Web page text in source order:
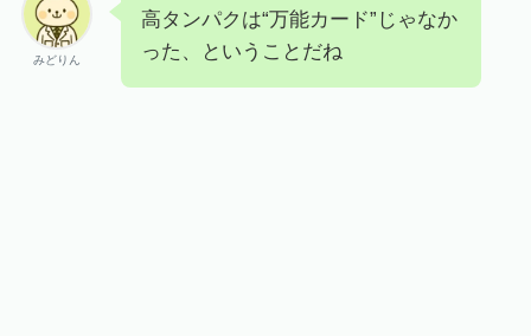
みどりん
高タンパクは“万能カード”じゃなか
った、ということだね